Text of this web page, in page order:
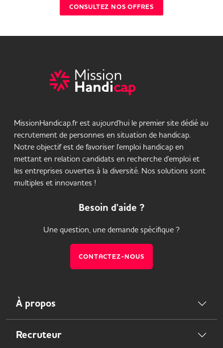
CONSULTEZ NOS OFFRES
MissionHandicap.fr est aujourd'hui le premier site dédié au
recrutement de personnes en situation de handicap.
Notre objectif est de favoriser l'emploi handicap en
mettant en relation candidats en recherche d'emploi et
les entreprises ouvertes à la diversité. Nos solutions sont
multiples et innovantes !
Besoin d'aide ?
Une question, une demande spécifique ?
CONTACTEZ-NOUS
À propos
Recruteur